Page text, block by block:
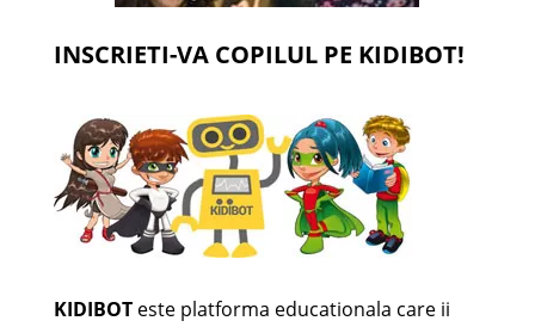
INSCRIETI-VA COPILUL PE KIDIBOT!
KIDIBOTeste platforma educationala care ii